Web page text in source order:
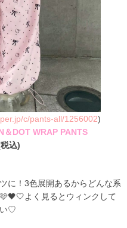
c/pants-all/1256002)
＆DOT WRAP PANTS
込)
に！3色展開あるからどんな系
よく見るとウィンクして
い♡